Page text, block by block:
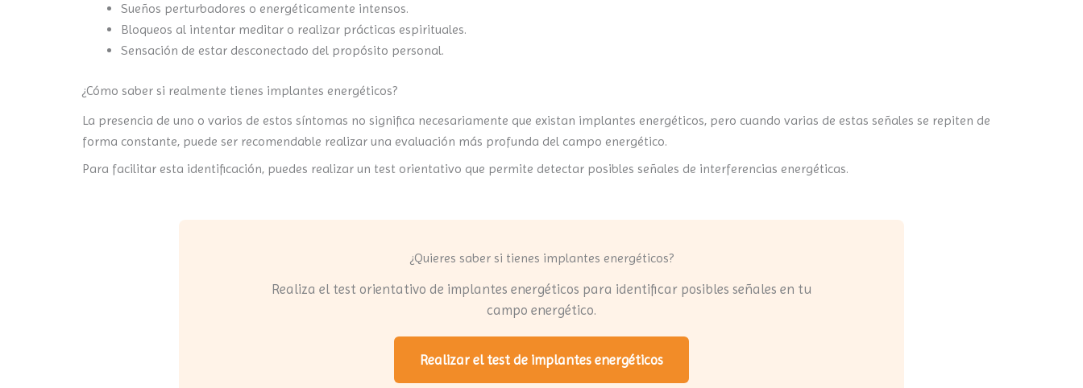
Sueños perturbadores o energéticamente intensos.
Bloqueos al intentar meditar o realizar prácticas espirituales.
Sensación de estar desconectado del propósito personal.
¿Cómo saber si realmente tienes implantes energéticos?
La presencia de uno o varios de estos síntomas no significa necesariamente que existan implantes energéticos, pero cuando varias de estas señales se repiten de
forma constante, puede ser recomendable realizar una evaluación más profunda del campo energético.
Para facilitar esta identificación, puedes realizar un test orientativo que permite detectar posibles señales de interferencias energéticas.
¿Quieres saber si tienes implantes energéticos?
Realiza el test orientativo de implantes energéticos para identificar posibles señales en tu
campo energético.
Realizar el test de implantes energéticos